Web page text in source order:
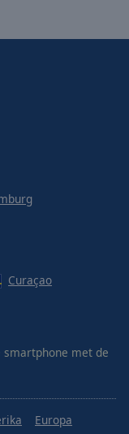
Curaçao
smartphone met de
Europa